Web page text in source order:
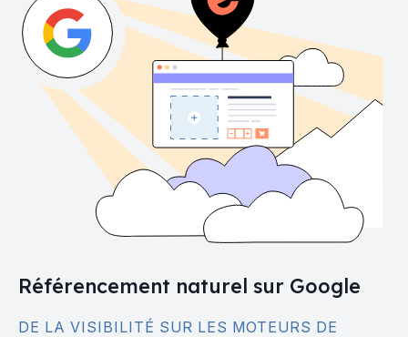
Référencement naturel sur Google
DE LA VISIBILITÉ SUR LES MOTEURS DE